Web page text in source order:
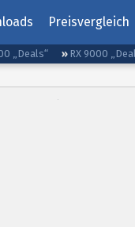
Preisvergleich
„Deals“ RX 9000